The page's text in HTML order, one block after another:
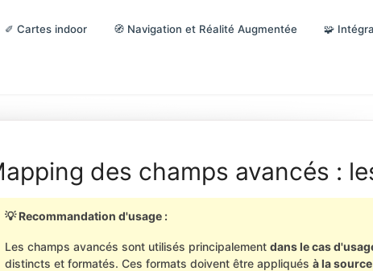
✐ Cartes indoor 🧭 Navigation et Réalité Augmentée 🧩
des champs avancés :
💡 Recommandation d'usage :
Les champs avancés sont utilisés principalementdans le cas
distincts et formatés. Ces formats doivent être appliquésà la source